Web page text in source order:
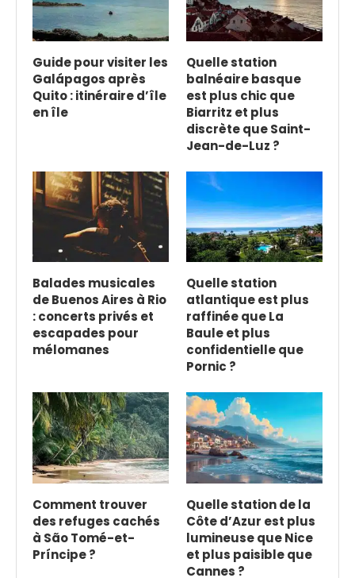
Guide pour visiter les
Galápagos après
Quito : itinéraire d’île
en île
Quelle station
balnéaire basque
est plus chic que
Biarritz et plus
discrète que Saint-
Jean-de-Luz ?
Balades musicales
de Buenos Aires à Rio
: concerts privés et
escapades pour
mélomanes
Quelle station
atlantique est plus
raffinée que La
Baule et plus
confidentielle que
Pornic ?
Comment trouver
des refuges cachés
à São Tomé-et-
Príncipe ?
Quelle station de la
Côte d’Azur est plus
lumineuse que Nice
et plus paisible que
Cannes ?